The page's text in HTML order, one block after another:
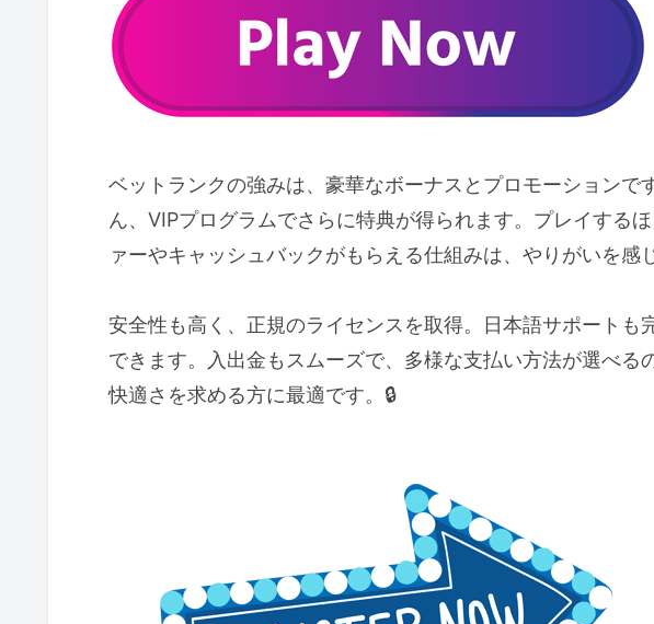
ベットランクの強みは、豪華なボーナスとプロモーションで
ん、VIPプログラムでさらに特典が得られます。プレイする
ァーやキャッシュバックがもらえる仕組みは、やりがいを感
安全性も高く、正規のライセンスを取得。日本語サポートも
できます。入出金もスムーズで、多様な支払い方法が選べる
快適さを求める方に最適です。🔒